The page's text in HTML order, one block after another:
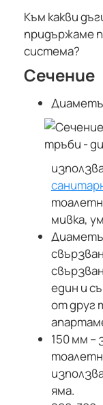
Към какви
придържаме
система?
Сечение
мивка,
един и
от друг
150 мм –
яма.